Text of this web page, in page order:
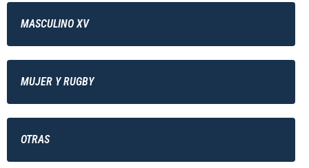
MASCULINO XV
MUJER Y RUGBY
OTRAS